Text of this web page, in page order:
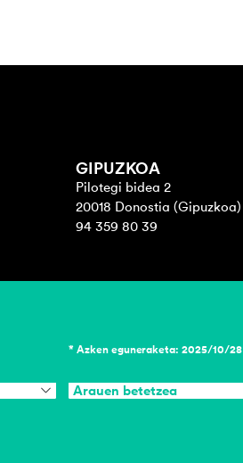
GIPUZKOA
Pilotegi bidea 2
20018 Donostia (Gipuzkoa)
94 359 80 39
* Azken eguneraketa: 2025/10/28
Arauen betetzea